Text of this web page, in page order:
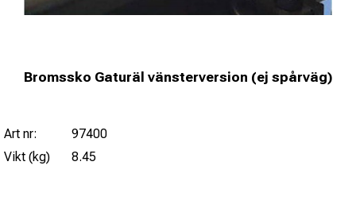
Bromssko Gaturäl vänsterversion (ej spårväg)
Art nr:
97400
Vikt (kg)
8.45